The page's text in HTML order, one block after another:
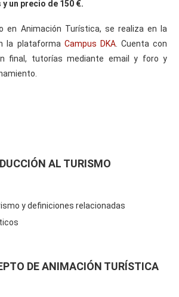
un precio de 150 €.
en Animación Turística, se realiza en la
la plataforma Campus DKA. Cuenta con
final, tutorías mediante email y foro y
AL TURISMO
y definiciones relacionadas
DE ANIMACIÓN TURÍSTICA